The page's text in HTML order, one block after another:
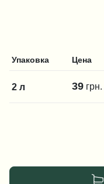
Упаковка Цена
2 л 39 грн.